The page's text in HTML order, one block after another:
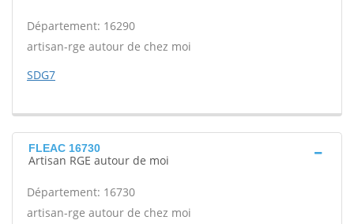
Département: 16290
artisan-rge autour de chez moi
SDG7
FLEAC 16730
Artisan RGE autour de moi
Département: 16730
artisan-rge autour de chez moi